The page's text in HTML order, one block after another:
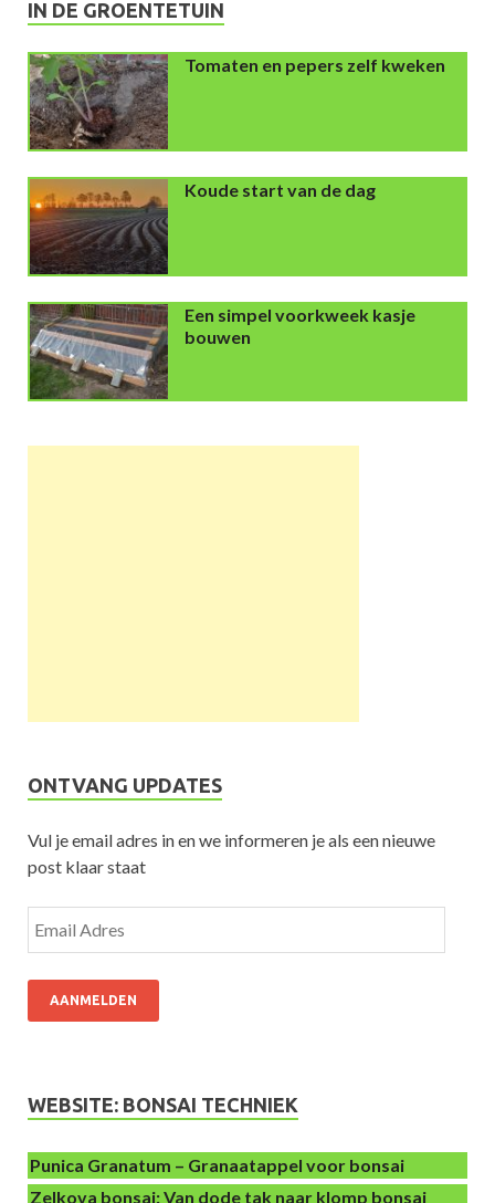
IN DE GROENTETUIN
Tomaten en pepers zelf kweken
Koude start van de dag
Een simpel voorkweek kasje
bouwen
ONTVANG UPDATES
Vul je email adres in en we informeren je als een nieuwe
post klaar staat
AANMELDEN
WEBSITE: BONSAI TECHNIEK
Punica Granatum – Granaatappel voor bonsai
Zelkova bonsai: Van dode tak naar klomp bonsai